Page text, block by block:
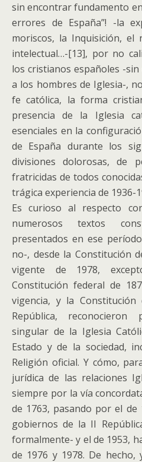
sin encontrar fundamento
errores de España”! -la
moriscos, la Inquisición, el
intelectual…-[13], por no
los cristianos españoles -
a los hombres de Iglesia-,
fe católica, la forma
presencia de la Iglesia
esenciales en la
de España durante los
divisiones dolorosas, de
fratricidas de todos
trágica experiencia de 1936-
Es curioso al respecto
numerosos textos
presentados en ese
no-, desde la Constitución
vigente de 1978,
Constitución federal de
vigencia, y la
República,
singular de la Iglesia
Estado y de la sociedad,
Religión oficial. Y cómo,
jurídica de las relaciones
siempre por la vía
de 1763, pasando por el
gobiernos de la II
formalmente- y el de 1953,
de 1976 y 1978. De